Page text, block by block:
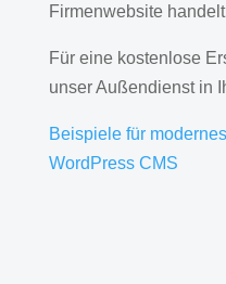
Firmenwebsite
Für eine kostenlose
unser Außendienst in
Beispiele für
WordPress CMS